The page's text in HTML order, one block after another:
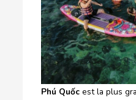
Phú Quốc est la plus